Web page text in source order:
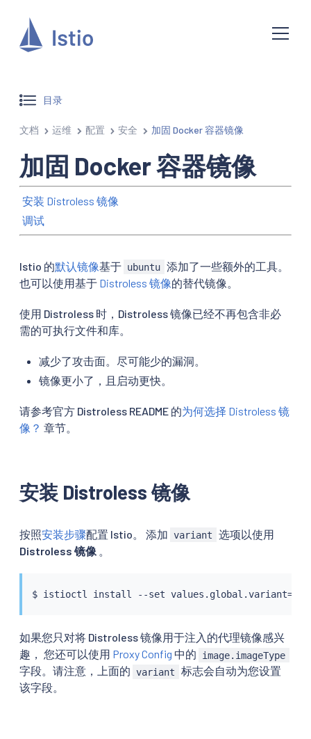
目录
文档 运维 配置 安全 加固 Docker 容器镜像
加固 Docker 容器镜像
安装 Distroless 镜像
调试
Istio 的默认镜像基于 ubuntu 添加了一些额外的工具。
也可以使用基于 Distroless 镜像的替代镜像。
使用 Distroless 时，Distroless 镜像已经不再包含非必
需的可执行文件和库。
减少了攻击面。尽可能少的漏洞。
镜像更小了，且启动更快。
请参考官方 Distroless README 的为何选择 Distroless 镜
像？ 章节。
安装 Distroless 镜像
按照安装步骤配置 Istio。 添加 variant
选项以使用
Distroless 镜像
$ istioctl install --set values.global.variant=
如果您只对将 Distroless 镜像用于注入的代理镜像感兴
趣， 您还可以使用 Proxy Config 中的 image.imageType
字段。请注意，上面的 variant
标志会自动为您设置
该字段。